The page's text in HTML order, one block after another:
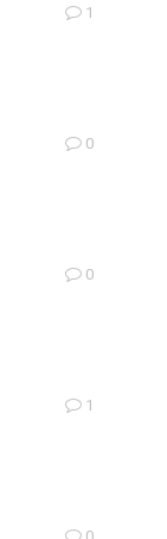
1
0
0
1